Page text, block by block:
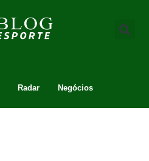
Radar Negócios